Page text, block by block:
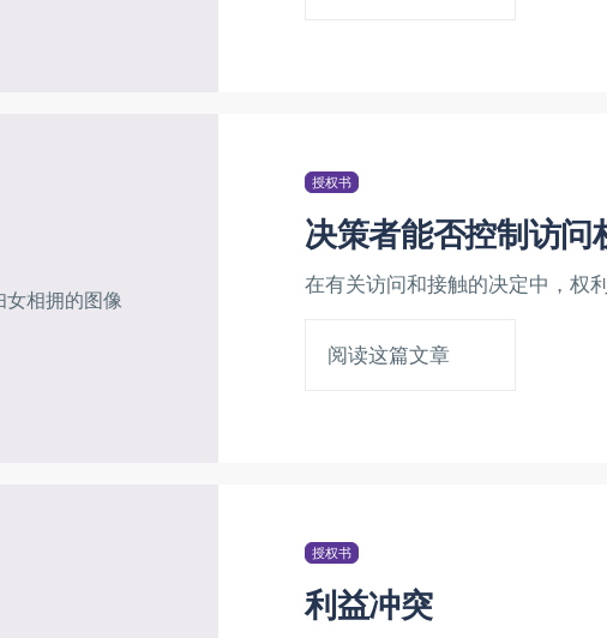
授权书
决策者能否控制访问
在有关访问和接触的决定中，权
阅读这篇文章
授权书
利益冲突